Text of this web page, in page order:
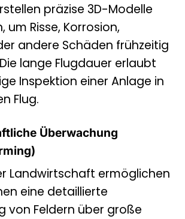
präzise 3D-Modelle
um Risse, Korrosion,
andere Schäden frühzeitig
lange Flugdauer erlaubt
Inspektion einer Anlage in
Flug.
Überwachung
Landwirtschaft ermöglichen
eine detaillierte
von Feldern über große